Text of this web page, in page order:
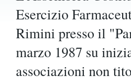
Esercizio
Rimini presso il
marzo 1987 su
associazioni non